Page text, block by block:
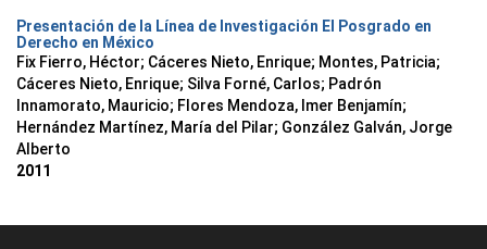
Presentación de la Línea de Investigación El Posgrado en
Derecho en México
Fix Fierro, Héctor; Cáceres Nieto, Enrique; Montes, Patricia;
Cáceres Nieto, Enrique; Silva Forné, Carlos; Padrón
Innamorato, Mauricio; Flores Mendoza, Imer Benjamín;
Hernández Martínez, María del Pilar; González Galván, Jorge
Alberto
2011